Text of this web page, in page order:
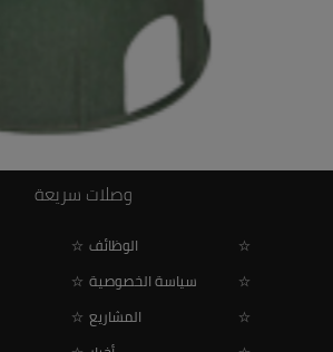
Valve Box Series 610 Green
وصلات سريعة
الوظائف
سياسة الخصوصية
المشاريع